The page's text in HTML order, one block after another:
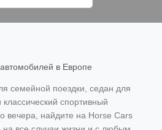
семейной поездки, седан для
спортивный
вечера, найдите на Horse Cars